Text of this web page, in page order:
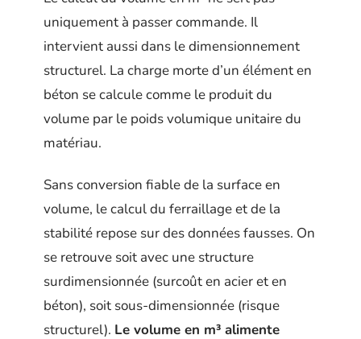
uniquement à passer commande. Il
intervient aussi dans le dimensionnement
structurel. La charge morte d’un élément en
béton se calcule comme le produit du
volume par le poids volumique unitaire du
matériau.
Sans conversion fiable de la surface en
volume, le calcul du ferraillage et de la
stabilité repose sur des données fausses. On
se retrouve soit avec une structure
surdimensionnée (surcoût en acier et en
béton), soit sous-dimensionnée (risque
structurel). Le volume en m³ alimente